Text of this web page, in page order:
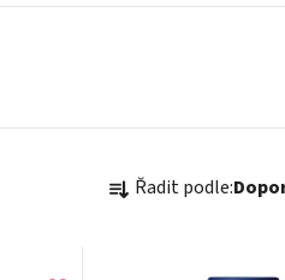
Ř Řadit podle: